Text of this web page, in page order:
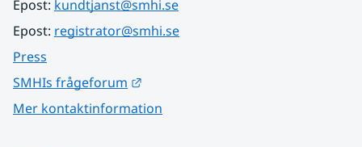
Epost: kundtjanst@smhi.se
Epost: registrator@smhi.se
Press
SMHIs frågeforum
Mer kontaktinformation